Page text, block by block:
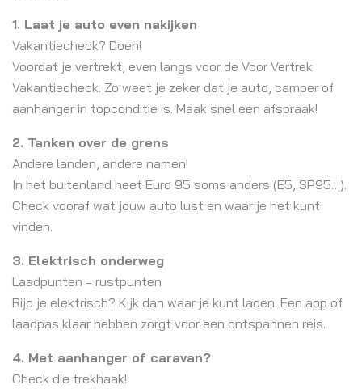
1. Laat je auto even nakijken
Vakantiecheck? Doen!
Voordat je vertrekt, even langs voor de Voor Vertrek
Vakantiecheck. Zo weet je zeker dat je auto, camper of
aanhanger in topconditie is. Maak snel een afspraak!
2. Tanken over de grens
Andere landen, andere namen!
In het buitenland heet Euro 95 soms anders (E5, SP95…).
Check vooraf wat jouw auto lust en waar je het kunt
vinden.
3. Elektrisch onderweg
Laadpunten = rustpunten
Rijd je elektrisch? Kijk dan waar je kunt laden. Een app of
laadpas klaar hebben zorgt voor een ontspannen reis.
4. Met aanhanger of caravan?
Check die trekhaak!